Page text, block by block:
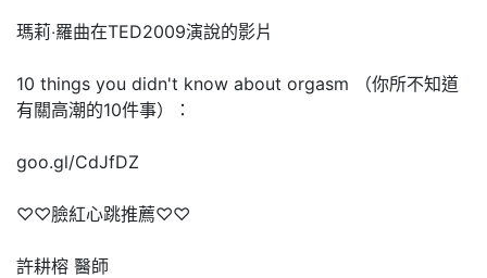
瑪莉‧羅曲在TED2009演說的影片
10 things you didn't know about orgasm （你所不知道
有關高潮的10件事）：
goo.gl/CdJfDZ
♡♡臉紅心跳推薦♡♡
許耕榕 醫師